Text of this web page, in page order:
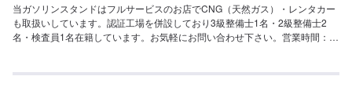
当ガソリンスタンドはフルサービスのお店でCNG（天然ガス）・レンタカー
も取扱いしています。認証工場を併設しており3級整備士1名・2級整備士2
名・検査員1名在籍しています。お気軽にお問い合わせ下さい。営業時間：7